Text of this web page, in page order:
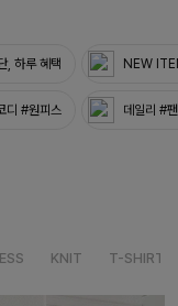
, 하루 혜택 NEW
디 #원피스 데일리 #
KNIT T-SHIRT